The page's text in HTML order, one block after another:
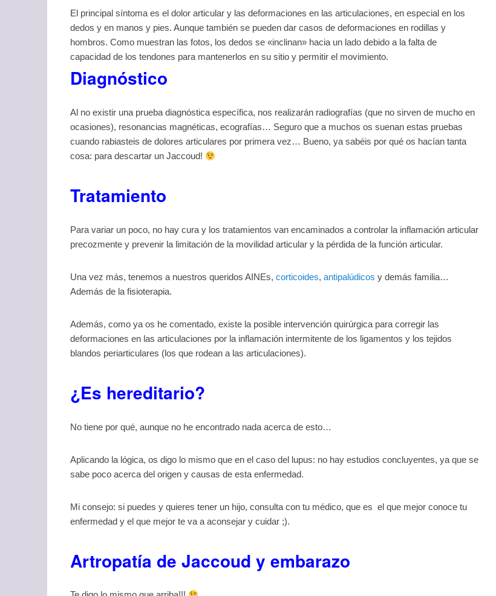
El principal síntoma es el dolor articular y las deformaciones en las articulaciones, en especial en los
dedos y en manos y pies. Aunque también se pueden dar casos de deformaciones en rodillas y
hombros. Como muestran las fotos, los dedos se «inclinan» hacia un lado debido a la falta de
capacidad de los tendones para mantenerlos en su sitio y permitir el movimiento.
Diagnóstico
Al no existir una prueba diagnóstica específica, nos realizarán radiografías (que no sirven de mucho en
ocasiones), resonancias magnéticas, ecografías… Seguro que a muchos os suenan estas pruebas
cuando rabiasteis de dolores articulares por primera vez… Bueno, ya sabéis por qué os hacían tanta
cosa: para descartar un Jaccoud!
Tratamiento
Para variar un poco, no hay cura y los tratamientos van encaminados a controlar la inflamación articular
precozmente y prevenir la limitación de la movilidad articular y la pérdida de la función articular.
Una vez más, tenemos a nuestros queridos AINEs, corticoides, antipalúdicos y demás familia…
Además de la fisioterapia.
Además, como ya os he comentado, existe la posible intervención quirúrgica para corregir las
deformaciones en las articulaciones por la inflamación intermitente de los ligamentos y los tejidos
blandos periarticulares (los que rodean a las articulaciones).
¿Es hereditario?
No tiene por qué, aunque no he encontrado nada acerca de esto…
Aplicando la lógica, os digo lo mismo que en el caso del lupus: no hay estudios concluyentes, ya que se
sabe poco acerca del origen y causas de esta enfermedad.
Mi consejo: si puedes y quieres tener un hijo, consulta con tu médico, que es el que mejor conoce tu
enfermedad y el que mejor te va a aconsejar y cuidar ;).
Artropatía de Jaccoud y embarazo